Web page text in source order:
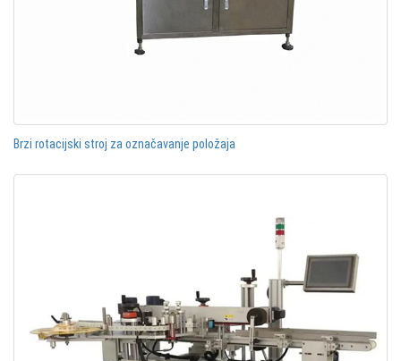
Brzi rotacijski stroj za označavanje položaja